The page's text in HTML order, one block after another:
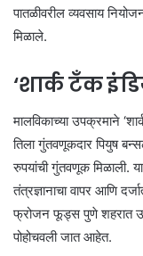
पातळीवरील व्यवसाय
मिळाले.
‘शार्क टॅंक
मालविकाच्या उपक्रमाने
तिला गुंतवणूकदार पियुष
रुपयांची गुंतवणूक मिळाली.
तंत्रज्ञानाचा वापर आणि
फ्रोजन फूड्स पुणे शहरात
पोहोचवली जात आहेत.